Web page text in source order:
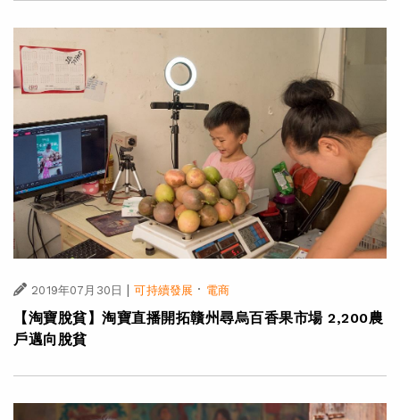
2019年07月30日 | 可持續發展 · 電商
【淘寶脫貧】淘寶直播開拓贛州尋烏百香果市場 2,200農
戶邁向脫貧